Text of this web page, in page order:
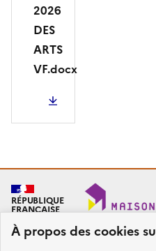
À propos des cookies
2026
DES
ARTS
VF.docx
50.83 Ko
RÉPUBLIQUE
FRANÇAISE